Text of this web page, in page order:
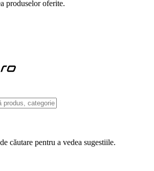
produselor oferite.
căutare pentru a vedea sugestiile.